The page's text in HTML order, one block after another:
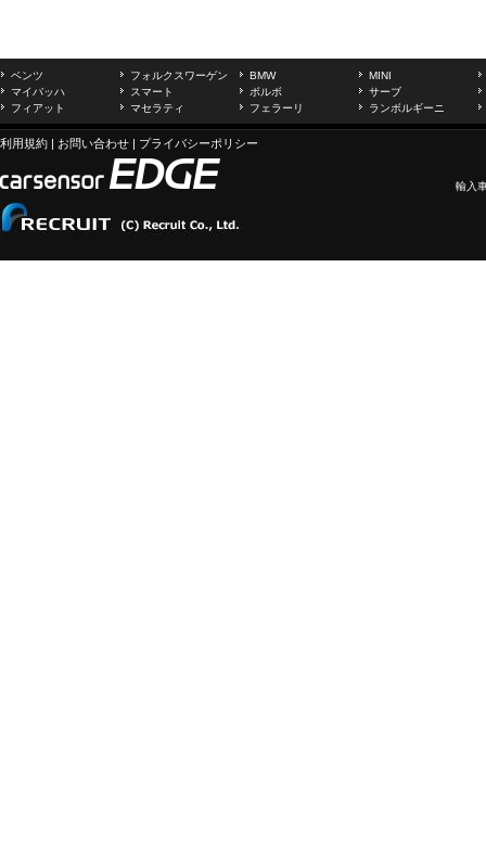
ベンツ フォルクスワーゲン BMW
MINI
マイバッハ
スマート ボルボ
サーブ
フィアット
マセラティ フェラーリ ランボルギーニ
利用規約 | お問い合わせ | プライバシーポリシー
輸入